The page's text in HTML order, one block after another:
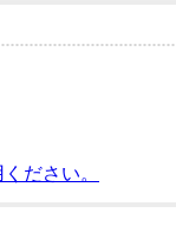
ださい。